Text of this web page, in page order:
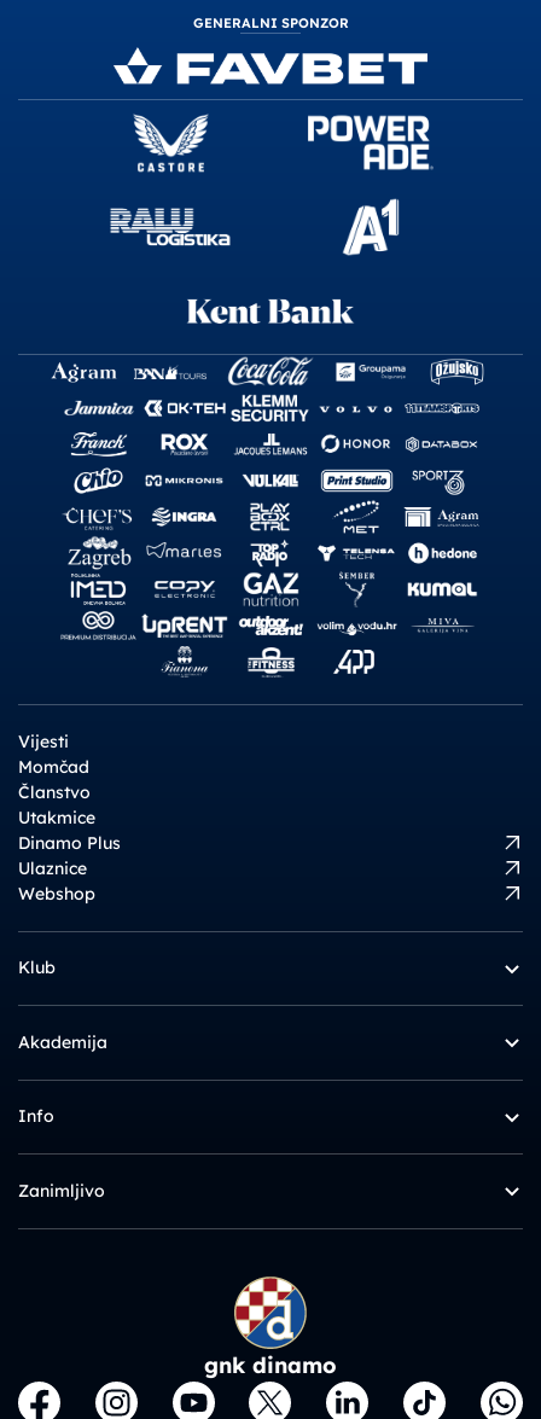
GENERALNI SPONZOR
Vijesti
Momčad
Članstvo
Utakmice
Dinamo Plus
Ulaznice
Webshop
Klub
Akademija
Info
Zanimljivo
gnk dinamo